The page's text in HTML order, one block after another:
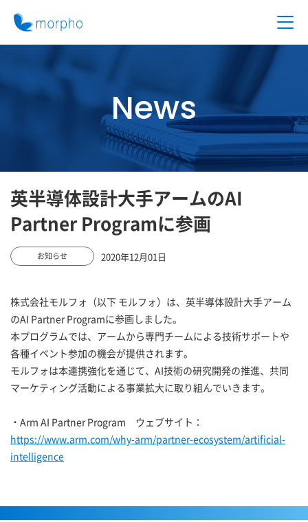
News
英半導体設計大手アームのAI
Partner Programに参画
お知らせ 2020年12月01日
株式会社モルフォ（以下 モルフォ）は、英半導体設計大手アーム
のAI Partner Programに参画しました。
本プログラムでは、アームから専門チームによる技術サポートや
各種イベント参加の機会が提供されます。
モルフォは本連携強化を通じて、AI技術の研究開発の推進、共同
マーケティング活動による事業拡大に取り組んでいきます。
・Arm AI Partner Program ウェブサイト：
https://www.arm.com/why-arm/partner-ecosystem/artificial-
intelligence